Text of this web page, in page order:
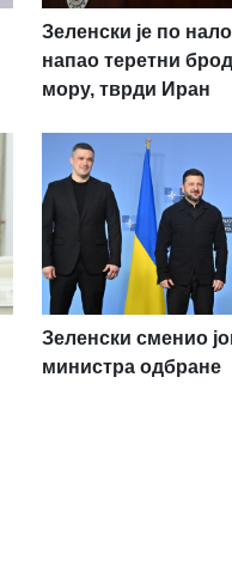
Зеленски је по
напао теретни
мору, тврди Иран
Зеленски сменио
министра одбране